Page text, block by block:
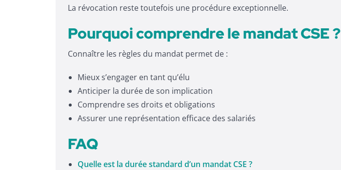
La révocation reste toutefois une procédure exceptionnelle.
Pourquoi comprendre le mandat CSE ?
Connaître les règles du mandat permet de :
Mieux s’engager en tant qu’élu
Anticiper la durée de son implication
Comprendre ses droits et obligations
Assurer une représentation efficace des salariés
FAQ
Quelle est la durée standard d’un mandat CSE ?